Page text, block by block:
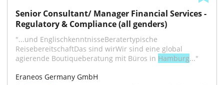
Senior Consultant/ Manager Financial Services -
Regulatory & Compliance (all genders)
"...und EnglischkenntnisseBeratertypische
ReisebereitschaftDas sind wirWir sind eine global
agierende Boutiqueberatung mit Büros in Hamburg..."
Eraneos Germany GmbH